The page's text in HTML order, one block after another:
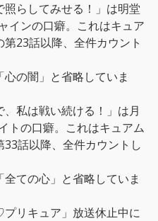
照らしてみせる！」は明堂
インの口癖。これはキュア
23話以降、全件カウント
の闇」と省略していま
、私は戦い続ける！」は月
トの口癖。これはキュアム
話以降、全件カウントし
ての心」と省略していま
リキュア」放送休止中に